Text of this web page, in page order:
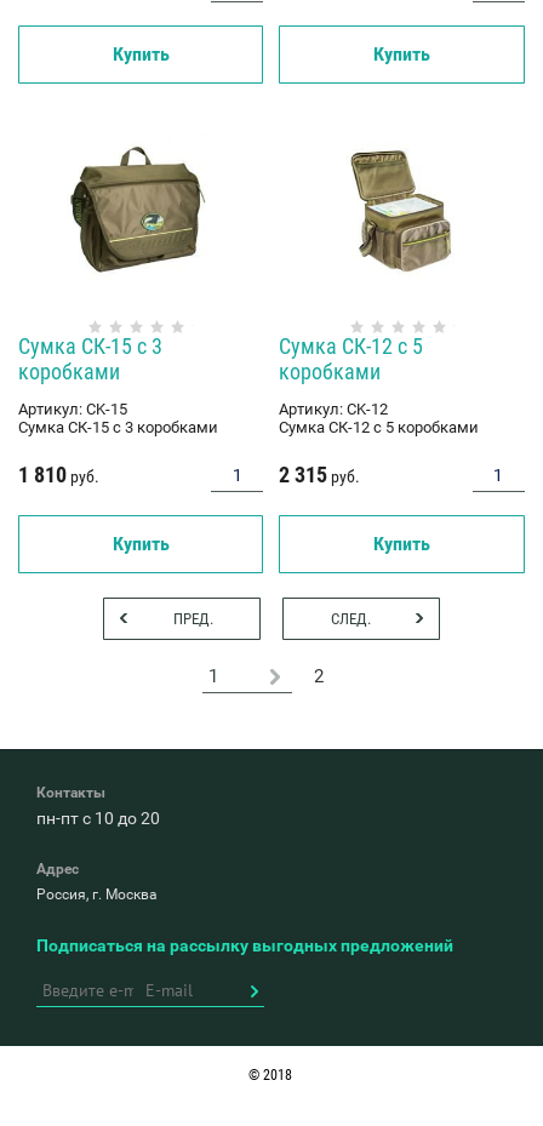
Купить Купить
Сумка СК-15 с 3
коробками
Артикул: CK-15
Сумка СК-15 с 3 коробками
1 810 руб.
Купить
Сумка СК-12 с 5
коробками
Артикул: CK-12
Сумка СК-12 с 5 коробками
2 315 руб.
Купить
ПРЕД. СЛЕД.
2
Контакты
пн-пт с 10 до 20
Адрес
Россия, г. Москва
Подписаться на рассылку выгодных предложений
© 2018